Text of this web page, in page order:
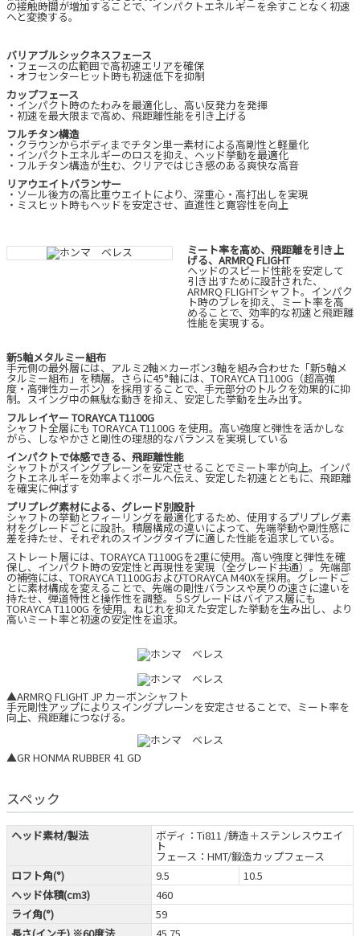
の接触時間が増加することで、インパクトエネルギーを余すことなく初速
へと変換する。
バリアブルシックネスフェース
・フェースの広範囲で高初速エリアを確保
・オフセンターヒット時も初速低下を抑制
カップフェース
・インパクト時のたわみを最適化し、高い反発力を発揮
・初速を最大限まで高め、飛距離性能を引き上げる
フルチタン構造
・クラウンからボディまでチタン単一素材による高剛性と軽量化
・インパクトエネルギーのロスを抑え、ヘッド挙動を最適化
・フルチタン構造が生む、クリアではじき感のある爽快な高音
リアウエイトバランサー
・ソール後方の高比重ウエイトにより、深重心・高打出しを実現
・ミスヒット時もヘッドを安定させ、直進性と寛容性を向上
ミート率を高め、飛距離を引き上
げる、ARMRQ FLIGHT
ヘッドのスピード性能を安定して
引き出すために設計された、
ARMRQ FLIGHTシャフト。インパク
ト時のブレを抑え、ミート率を高
めることで、効率的な初速と飛距離
性能を実現する。
新5軸メタルミー組布
手元側の最外層には、アルミ2軸×カーボン3軸を組み合わせた「新5軸メ
タルミー組布」を積層。さらに45°軸には、TORAYCA T1100G（超高強
度・高弾性カーボン）を採用することで、手元部分のトルクを効果的に抑
制。スイング中の無駄な動きを抑え、安定した挙動を生み出す。
フルレイヤー TORAYCA T1100G
シャフト全層にも TORAYCA T1100G を使用。高い強度と弾性を活かしな
がら、しなやかさと剛性の理想的なバランスを実現している
インパクトで体感できる、飛距離性能
シャフトがスイングプレーンを安定させることでミート率が向上。インパ
クトエネルギーを効率よくボールへ伝え、安定した初速とともに、飛距離
を確実に伸ばす
プリプレグ素材による、グレード別設計
シャフトの挙動とフィーリングを最適化するため、使用するプリプレグ素
材をグレードごとに設計。積層構成の違いによって、先端挙動や剛性感に
差を持たせ、それぞれのスイングタイプに適した性能を追求している。
ストレート層には、TORAYCA T1100Gを2重に使用。高い強度と弾性を確
保し、インパクト時の安定性と再現性を実現（全グレード共通）。先端部
の補強には、TORAYCA T1100GおよびTORAYCA M40Xを採用。グレードご
とに素材構成を変えることで、先端の剛性バランスや戻りの速さに違いを
持たせ、弾道特性と操作性を調整。５Sグレードはバイアス層にも
TORAYCA T1100G を使用。ねじれを抑えた安定した挙動を生み出し、より
高いミート率と初速の安定性を追求。
▲ARMRQ FLIGHT JP カーボンシャフト
手元剛性アップによりスイングプレーンを安定させることで、ミート率を
向上、飛距離につなげる。
▲GR HONMA RUBBER 41 GD
スペック
ヘッド素材/製法 ボディ：Ti811 /鋳造＋ステンレスウエイ
ト
フェース：HMT/鍛造カップフェース
ロフト角(°)
9.5
10.5
ヘッド体積(cm3)
460
ライ角(°)
59